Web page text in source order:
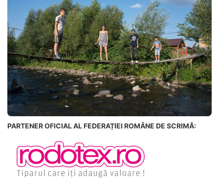
PARTENER OFICIAL AL FEDERAȚIEI ROMÂNE DE SCRIMĂ: